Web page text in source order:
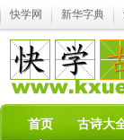
快学网 新华字典
首页 古诗大